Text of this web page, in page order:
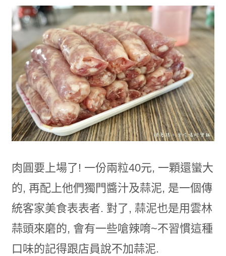
肉圓要上場了! 一份兩粒40元, 一顆還蠻大
的, 再配上他們獨門醬汁及蒜泥, 是一個傳
統客家美食表表者. 對了, 蒜泥也是用雲林
蒜頭來磨的, 會有一些嗆辣唷~不習慣這種
口味的記得跟店員說不加蒜泥.